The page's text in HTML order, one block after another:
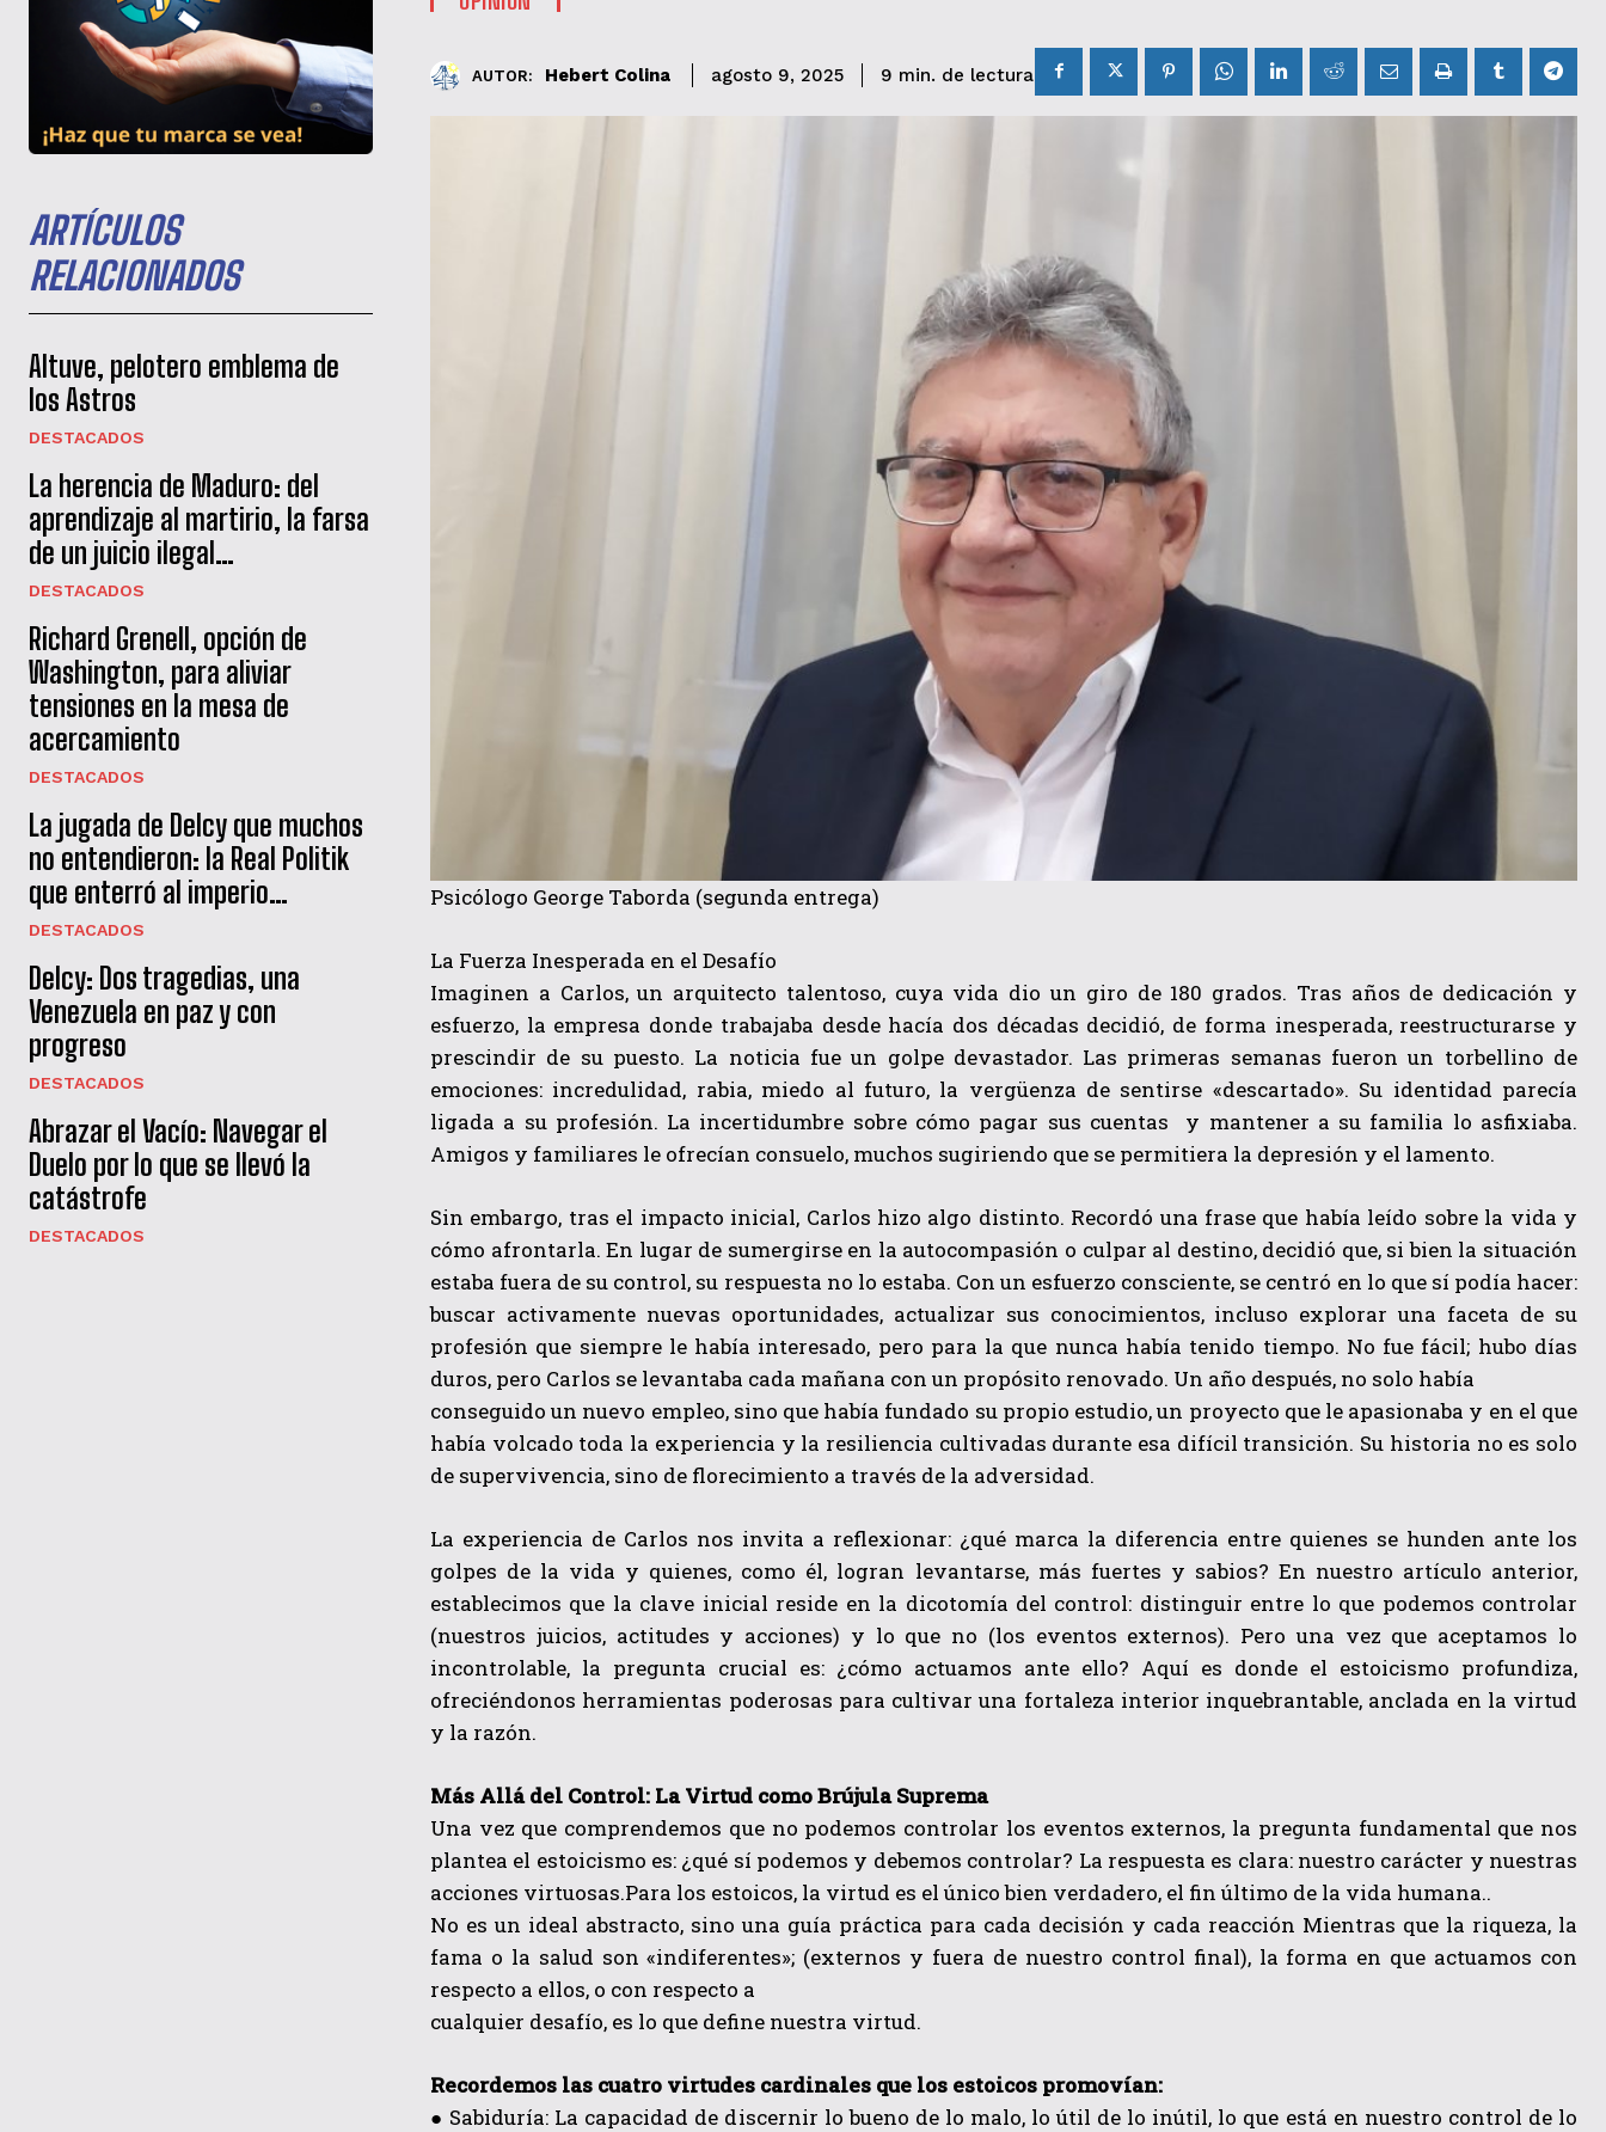
QUIERO SUSCRIBIRME
He leído y acepto lasPolítica de privacidad.
ARTÍCULOS
RELACIONADOS
Altuve, pelotero emblema de
los Astros
DESTACADOS
La herencia de Maduro: del
aprendizaje al martirio, la farsa
de un juicio ilegal…
DESTACADOS
Richard Grenell, opción de
Washington, para aliviar
tensiones en la mesa de
acercamiento
DESTACADOS
La jugada de Delcy que muchos
no entendieron: la Real Politik
que enterró al imperio…
DESTACADOS
Delcy: Dos tragedias, una
Venezuela en paz y con
progreso
DESTACADOS
Abrazar el Vacío: Navegar el
Duelo por lo que se llevó la
catástrofe
DESTACADOS
AUTOR: Hebert Colina agosto 9, 2025 9 min. de lectura
Psicólogo George Taborda (segunda entrega)
La Fuerza Inesperada en el Desafío
Imaginen a Carlos, un arquitecto talentoso, cuya vida dio un giro de 180 grados. Tras años de dedicación y
esfuerzo, la empresa donde trabajaba desde hacía dos décadas decidió, de forma inesperada, reestructurarse y
prescindir de su puesto. La noticia fue un golpe devastador. Las primeras semanas fueron un torbellino de
emociones: incredulidad, rabia, miedo al futuro, la vergüenza de sentirse «descartado». Su identidad parecía
ligada a su profesión. La incertidumbre sobre cómo pagar sus cuentas y mantener a su familia lo asfixiaba.
Amigos y familiares le ofrecían consuelo, muchos sugiriendo que se permitiera la depresión y el lamento.
Sin embargo, tras el impacto inicial, Carlos hizo algo distinto. Recordó una frase que había leído sobre la vida y
cómo afrontarla. En lugar de sumergirse en la autocompasión o culpar al destino, decidió que, si bien la situación
estaba fuera de su control, su respuesta no lo estaba. Con un esfuerzo consciente, se centró en lo que sí podía hacer:
buscar activamente nuevas oportunidades, actualizar sus conocimientos, incluso explorar una faceta de su
profesión que siempre le había interesado, pero para la que nunca había tenido tiempo. No fue fácil; hubo días
duros, pero Carlos se levantaba cada mañana con un propósito renovado. Un año después, no solo había
conseguido un nuevo empleo, sino que había fundado su propio estudio, un proyecto que le apasionaba y en el que
había volcado toda la experiencia y la resiliencia cultivadas durante esa difícil transición. Su historia no es solo
de supervivencia, sino de florecimiento a través de la adversidad.
La experiencia de Carlos nos invita a reflexionar: ¿qué marca la diferencia entre quienes se hunden ante los
golpes de la vida y quienes, como él, logran levantarse, más fuertes y sabios? En nuestro artículo anterior,
establecimos que la clave inicial reside en la dicotomía del control: distinguir entre lo que podemos controlar
(nuestros juicios, actitudes y acciones) y lo que no (los eventos externos). Pero una vez que aceptamos lo
incontrolable, la pregunta crucial es: ¿cómo actuamos ante ello? Aquí es donde el estoicismo profundiza,
ofreciéndonos herramientas poderosas para cultivar una fortaleza interior inquebrantable, anclada en la virtud
y la razón.
Más Allá del Control: La Virtud como Brújula Suprema
Una vez que comprendemos que no podemos controlar los eventos externos, la pregunta fundamental que nos
plantea el estoicismo es: ¿qué sí podemos y debemos controlar? La respuesta es clara: nuestro carácter y nuestras
acciones virtuosas.Para los estoicos, la virtud es el único bien verdadero, el fin último de la vida humana..
No es un ideal abstracto, sino una guía práctica para cada decisión y cada reacción Mientras que la riqueza, la
fama o la salud son «indiferentes»; (externos y fuera de nuestro control final), la forma en que actuamos con
respecto a ellos, o con respecto a
cualquier desafío, es lo que define nuestra virtud.
Recordemos las cuatro virtudes cardinales que los estoicos promovían:
● Sabiduría: La capacidad de discernir lo bueno de lo malo, lo útil de lo inútil, lo que está en nuestro control de lo